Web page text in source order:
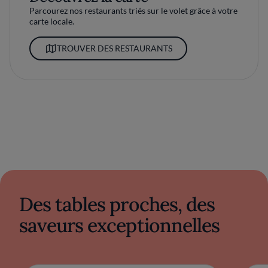
Parcourez nos restaurants triés sur le volet grâce à votre
carte locale.
TROUVER DES RESTAURANTS
Des tables proches, des
saveurs exceptionnelles